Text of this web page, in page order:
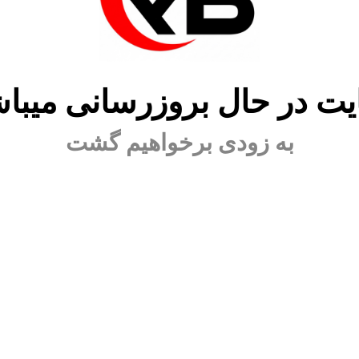
در حال بروزرسانی
به زودی برخواهیم گشت